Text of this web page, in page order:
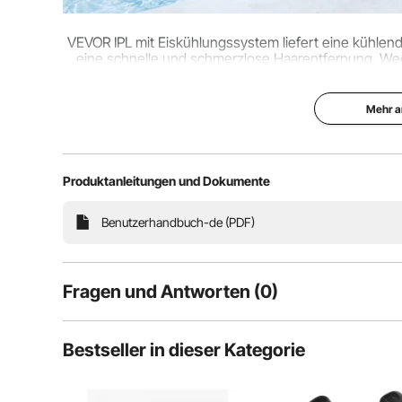
VEVOR IPL mit Eiskühlungssystem liefert eine
eine schnelle und schmerzlose Haarentfernung.
Nutzen Sie die Kraft unserer IPL-Laser-
Mehr
Produktanleitungen und Dokumente
Benutzerhandbuch-de (PDF)
Fragen und Antworten (0)
Ist das Produkt haltbar? ...
Bestseller in dieser Kategorie